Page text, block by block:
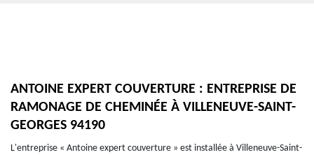
ANTOINE EXPERT COUVERTURE : ENTREPRISE DE
RAMONAGE DE CHEMINÉE À VILLENEUVE-SAINT-
GEORGES 94190
L'entreprise « Antoine expert couverture » est installée à Villeneuve-Saint-